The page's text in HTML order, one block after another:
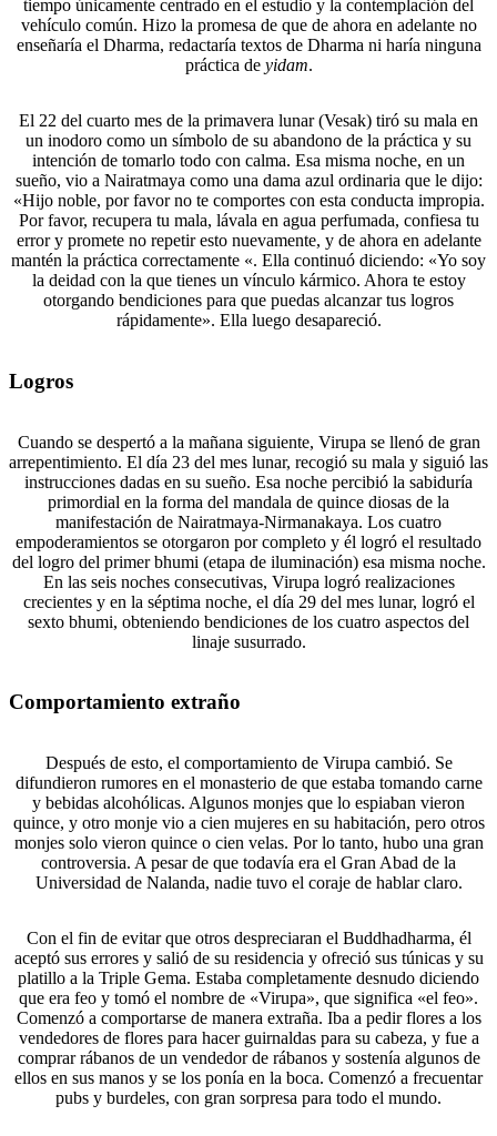
tiempo únicamente centrado en el estudio y la contemplación del
vehículo común. Hizo la promesa de que de ahora en adelante no
enseñaría el Dharma, redactaría textos de Dharma ni haría ninguna
práctica de yidam.
El 22 del cuarto mes de la primavera lunar (Vesak) tiró su mala en
un inodoro como un símbolo de su abandono de la práctica y su
intención de tomarlo todo con calma. Esa misma noche, en un
sueño, vio a Nairatmaya como una dama azul ordinaria que le dijo:
«Hijo noble, por favor no te comportes con esta conducta impropia.
Por favor, recupera tu mala, lávala en agua perfumada, confiesa tu
error y promete no repetir esto nuevamente, y de ahora en adelante
mantén la práctica correctamente «. Ella continuó diciendo: «Yo soy
la deidad con la que tienes un vínculo kármico. Ahora te estoy
otorgando bendiciones para que puedas alcanzar tus logros
rápidamente». Ella luego desapareció.
Logros
Cuando se despertó a la mañana siguiente, Virupa se llenó de gran
arrepentimiento. El día 23 del mes lunar, recogió su mala y siguió las
instrucciones dadas en su sueño. Esa noche percibió la sabiduría
primordial en la forma del mandala de quince diosas de la
manifestación de Nairatmaya-Nirmanakaya. Los cuatro
empoderamientos se otorgaron por completo y él logró el resultado
del logro del primer bhumi (etapa de iluminación) esa misma noche.
En las seis noches consecutivas, Virupa logró realizaciones
crecientes y en la séptima noche, el día 29 del mes lunar, logró el
sexto bhumi, obteniendo bendiciones de los cuatro aspectos del
linaje susurrado.
Comportamiento extraño
Después de esto, el comportamiento de Virupa cambió. Se
difundieron rumores en el monasterio de que estaba tomando carne
y bebidas alcohólicas. Algunos monjes que lo espiaban vieron
quince, y otro monje vio a cien mujeres en su habitación, pero otros
monjes solo vieron quince o cien velas. Por lo tanto, hubo una gran
controversia. A pesar de que todavía era el Gran Abad de la
Universidad de Nalanda, nadie tuvo el coraje de hablar claro.
Con el fin de evitar que otros despreciaran el Buddhadharma, él
aceptó sus errores y salió de su residencia y ofreció sus túnicas y su
platillo a la Triple Gema. Estaba completamente desnudo diciendo
que era feo y tomó el nombre de «Virupa», que significa «el feo».
Comenzó a comportarse de manera extraña. Iba a pedir flores a los
vendedores de flores para hacer guirnaldas para su cabeza, y fue a
comprar rábanos de un vendedor de rábanos y sostenía algunos de
ellos en sus manos y se los ponía en la boca. Comenzó a frecuentar
pubs y burdeles, con gran sorpresa para todo el mundo.